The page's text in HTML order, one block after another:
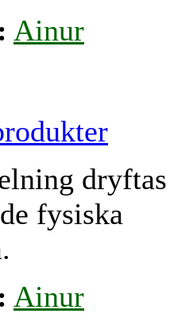
Ainur
fysiska
Ainur